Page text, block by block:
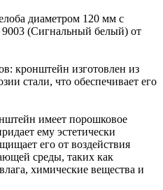
диаметром 120 мм с
(Сигнальный белый) от
кронштейн изготовлен из
стали, что обеспечивает его
имеет порошковое
ему эстетически
его от воздействия
среды, таких как
химические вещества и